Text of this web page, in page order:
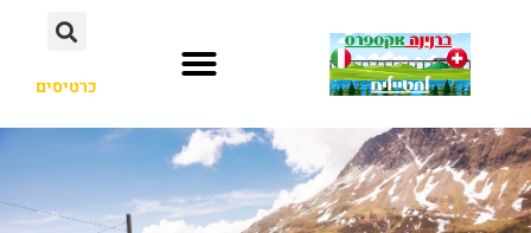
כרטיסים